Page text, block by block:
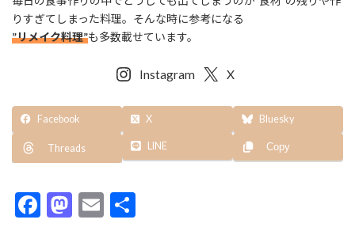
りすぎてしまった料理。そんな時に参考になる
”リメイク料理”も多数載せています。
Instagram X
Facebook X Bluesky
Threads LINE Copy
F
M E